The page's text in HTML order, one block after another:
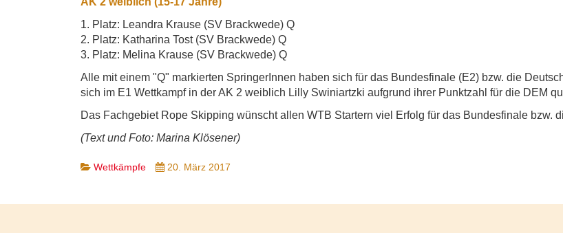
1. Platz: Leandra Krause (SV Brackwede) Q
2. Platz: Katharina Tost (SV Brackwede) Q
3. Platz: Melina Krause (SV Brackwede) Q
Alle mit einem "Q" markierten SpringerInnen haben sich für das Bundesfinale (E2) bzw. die
sich im E1 Wettkampf in der AK 2 weiblich Lilly Swiniartzki aufgrund ihrer Punktzahl für die DEM
Das Fachgebiet Rope Skipping wünscht allen WTB Startern viel Erfolg für das Bundesfinale bzw.
(Text und Foto: Marina Klösener)
Wettkämpfe 20. März 2017